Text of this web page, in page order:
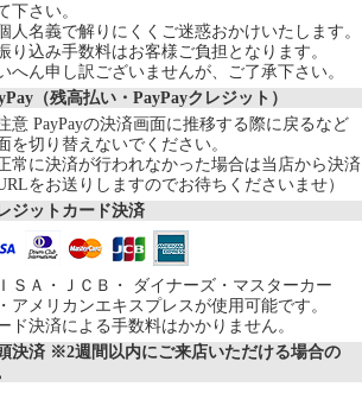
下さい。
人名義で解りにくくご迷惑おかけいたします。
り込み手数料はお客様ご負担となります。
へん申し訳ございませんが、ご了承下さい。
（残高払い・PayPayクレジット）
意 PayPayの決済画面に推移する際に戻るなど
を切り替えないでください。
正常に決済が行われなかった場合は当店から決済
をお送りしますのでお待ちくださいませ）
ジットカード決済
ＳＡ・ＪＣＢ・ ダイナーズ・マスターカー
アメリカンエキスプレスが使用可能です。
ド決済による手数料はかかりません。
決済 ※2週間以内にご来店いただける場合の